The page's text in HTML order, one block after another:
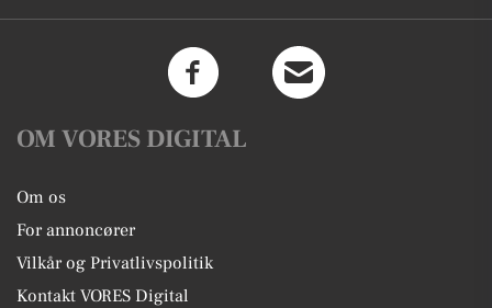
OM VORES DIGITAL
Om os
For annoncører
Vilkår og Privatlivspolitik
Kontakt VORES Digital